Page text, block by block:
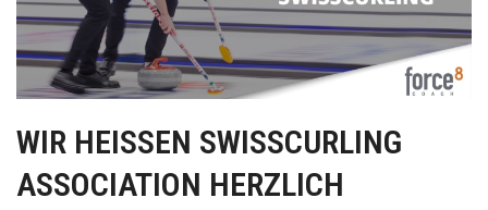
WIR HEISSEN SWISSCURLING
ASSOCIATION HERZLICH